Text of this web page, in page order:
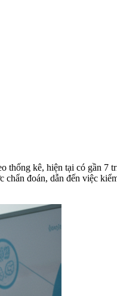
thống kê, hiện tại có gần 7
đoán, dẫn đến việc